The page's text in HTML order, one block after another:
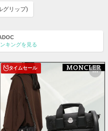
グリップ)
キングを見る
タイムセール